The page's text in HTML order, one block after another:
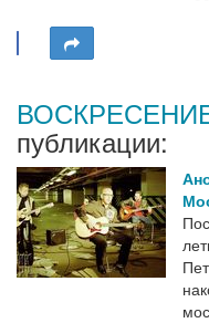
публикации: